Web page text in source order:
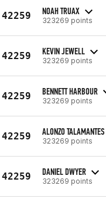
42259 NOAH TRUAX
323269 points
42259 KEVIN JEWELL
323269 points
42259 BENNETT HARBOUR
323269 points
42259 ALONZO TALAMANTES
323269 points
42259 DANIEL DWYER
323269 points